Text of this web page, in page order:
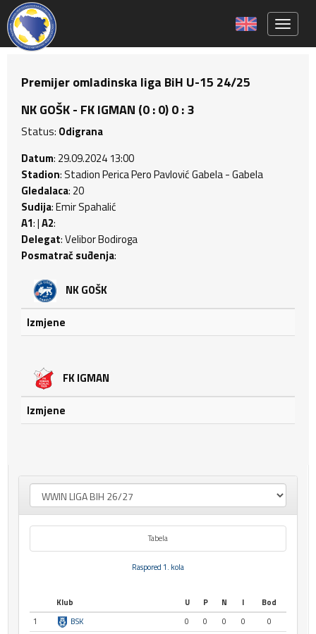
Premijer omladinska liga BiH U-15 24/25
NK GOŠK - FK IGMAN (0 : 0) 0 : 3
Status: Odigrana
Datum: 29.09.2024 13:00
Stadion: Stadion Perica Pero Pavlović Gabela - Gabela
Gledalaca: 20
Sudija: Emir Spahalić
A1: |A2:
Delegat: Velibor Bodiroga
Posmatrač suđenja:
NK GOŠK
Izmjene
FK IGMAN
Izmjene
Tabela
Raspored 1. kola
Klub U P N I
Bod
1
BSK 0 0 0 0
0